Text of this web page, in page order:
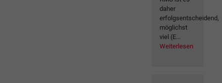
daher
erfolgsentscheidend,
möglichst
viel (E...
Weiterlesen